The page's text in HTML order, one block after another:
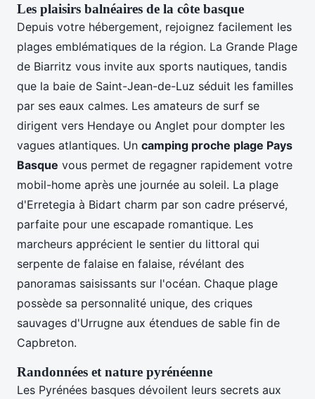
Les plaisirs balnéaires de la côte basque
Depuis votre hébergement, rejoignez facilement les
plages emblématiques de la région. La Grande Plage
de Biarritz vous invite aux sports nautiques, tandis
que la baie de Saint-Jean-de-Luz séduit les familles
par ses eaux calmes. Les amateurs de surf se
dirigent vers Hendaye ou Anglet pour dompter les
vagues atlantiques. Un camping proche plage Pays
Basque vous permet de regagner rapidement votre
mobil-home après une journée au soleil. La plage
d'Erretegia à Bidart charm par son cadre préservé,
parfaite pour une escapade romantique. Les
marcheurs apprécient le sentier du littoral qui
serpente de falaise en falaise, révélant des
panoramas saisissants sur l'océan. Chaque plage
possède sa personnalité unique, des criques
sauvages d'Urrugne aux étendues de sable fin de
Capbreton.
Randonnées et nature pyrénéenne
Les Pyrénées basques dévoilent leurs secrets aux